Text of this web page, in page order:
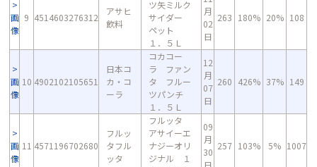
画
像
9 4514603276312
アサヒ
飲料
ツ矢ミルク
サイダー
ペット
１．５Ｌ
月
02
日
263 180% 20% 108
画
像
10 4902102105651
日本コ
カ・コ
ーラ
コカコー
ラ ファン
タ フルー
ツパンチ
１．５Ｌ
12
月
07
日
260 426% 37% 149
画
像
11 4571196702680
フルッ
タフル
ッタ
フルッタ
アサイーエ
ナジーオリ
ジナル １
09
月
30
日
257 103% 5% 1007